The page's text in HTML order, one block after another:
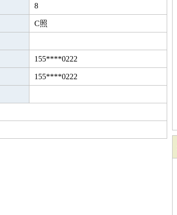
8
C照
155****0222
155****0222